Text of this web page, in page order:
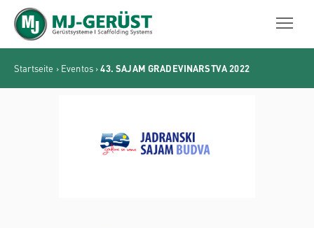
MJ-GERÜST
Startseite › Eventos ›43. SAJAM GRADEVINARSTVA 2022